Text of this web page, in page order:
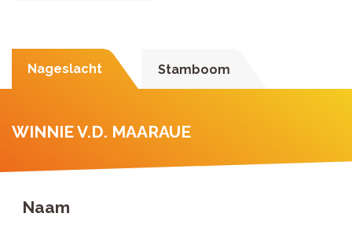
Nageslacht Stamboom
WINNIE V.D. MAARAUE
Naam